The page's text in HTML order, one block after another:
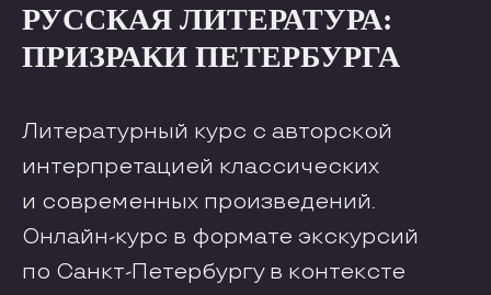
РУССКАЯ ЛИТЕРАТУРА:
ПРИЗРАКИ ПЕТЕРБУРГА
Литературный курс с авторской
интерпретацией классических
и современных произведений.
Онлайн-курс в формате экскурсий
по Санкт-Петербургу в контексте